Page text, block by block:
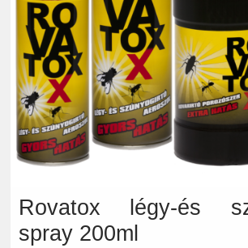
Rovatox légy-és
spray 200ml